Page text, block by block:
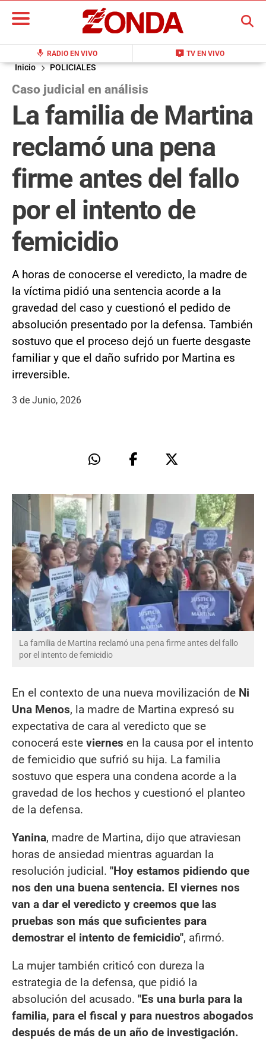
mic RADIO EN VIVO live_tv TV EN VIVO
BUSCAR
Inicio POLICIALES
Caso judicial en análisis
La familia de Martina
reclamó una pena
firme antes del fallo
por el intento de
femicidio
A horas de conocerse el veredicto, la madre de
la víctima pidió una sentencia acorde a la
gravedad del caso y cuestionó el pedido de
absolución presentado por la defensa. También
sostuvo que el proceso dejó un fuerte desgaste
familiar y que el daño sufrido por Martina es
irreversible.
3 de Junio, 2026
La familia de Martina reclamó una pena firme antes del fallo
por el intento de femicidio
En el contexto de una nueva movilización de Ni
Una Menos, la madre de Martina expresó su
expectativa de cara al veredicto que se
conocerá este viernes en la causa por el intento
de femicidio que sufrió su hija. La familia
sostuvo que espera una condena acorde a la
gravedad de los hechos y cuestionó el planteo
de la defensa.
Yanina, madre de Martina, dijo que atraviesan
horas de ansiedad mientras aguardan la
resolución judicial. "Hoy estamos pidiendo que
nos den una buena sentencia. El viernes nos
van a dar el veredicto y creemos que las
pruebas son más que suficientes para
demostrar el intento de femicidio", afirmó.
La mujer también criticó con dureza la
estrategia de la defensa, que pidió la
absolución del acusado. "Es una burla para la
familia, para el fiscal y para nuestros abogados
después de más de un año de investigación.